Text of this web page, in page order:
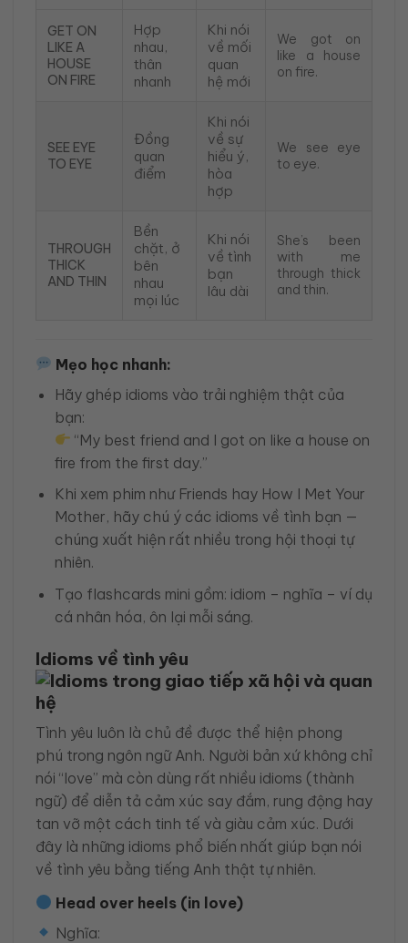
GET ON
LIKE A
HOUSE
ON FIRE
Hợp
nhau,
thân
nhanh
Khi nói
về mối
quan
hệ mới
We got on
like a house
on fire.
SEE EYE
TO EYE
Đồng
quan
điểm
Khi nói
về sự
hiểu ý,
hòa
hợp
We see eye
to eye.
THROUGH
THICK
AND THIN
Bền
chặt, ở
bên
nhau
mọi lúc
Khi nói
về tình
bạn
lâu dài
She’s been
with me
through thick
and thin.
Mẹo học nhanh:
Hãy ghép idioms vào trải nghiệm thật của
bạn:
“My best friend and I got on like a house on
fire from the first day.”
Khi xem phim như Friends hay How I Met Your
Mother, hãy chú ý các idioms về tình bạn —
chúng xuất hiện rất nhiều trong hội thoại tự
nhiên.
Tạo flashcards mini gồm: idiom – nghĩa – ví dụ
cá nhân hóa, ôn lại mỗi sáng.
Idioms về tình yêu
Tình yêu luôn là chủ đề được thể hiện phong
phú trong ngôn ngữ Anh. Người bản xứ không chỉ
nói “love” mà còn dùng rất nhiều idioms (thành
ngữ) để diễn tả cảm xúc say đắm, rung động hay
tan vỡ một cách tinh tế và giàu cảm xúc. Dưới
đây là những idioms phổ biến nhất giúp bạn nói
về tình yêu bằng tiếng Anh thật tự nhiên.
Head over heels (in love)
Nghĩa: